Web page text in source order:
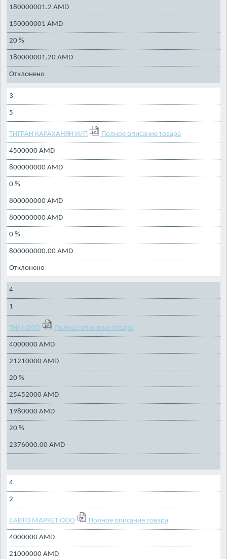
180000001.2 AMD
150000001 AMD
20 %
180000001.20 AMD
Отклонено
3
5
ТИГРАН КАРАХАНЯН И/П Полное описание товара
4500000 AMD
800000000 AMD
0 %
800000000 AMD
800000000 AMD
0 %
800000000.00 AMD
Отклонено
4
1
ТНМ ООО Полное описание товара
4000000 AMD
21210000 AMD
20 %
25452000 AMD
1980000 AMD
20 %
2376000.00 AMD
4
2
4АВТО МАРКЕТ ООО Полное описание товара
4000000 AMD
21000000 AMD